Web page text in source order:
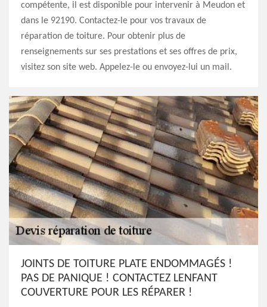
compétente, il est disponible pour intervenir à Meudon et
dans le 92190. Contactez-le pour vos travaux de
réparation de toiture. Pour obtenir plus de
renseignements sur ses prestations et ses offres de prix,
visitez son site web. Appelez-le ou envoyez-lui un mail.
JOINTS DE TOITURE PLATE ENDOMMAGÉS !
PAS DE PANIQUE ! CONTACTEZ LENFANT
COUVERTURE POUR LES RÉPARER !